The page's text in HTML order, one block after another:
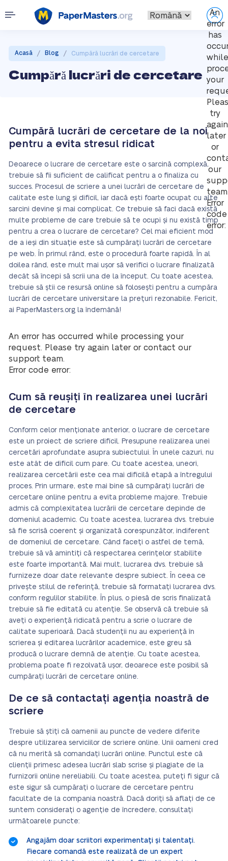
An
error
has
while
your
try
again
later
or
our
Error
code
error:
Acasă / Blog / Cumpără lucrări de cercetare
Cumpără lucrări de cercetare
Cumpără lucrări de cercetare de la noi
pentru a evita stresul ridicat
Deoarece o lucrare de cercetare este o sarcină complexă,
trebuie să fii suficient de calificat pentru a o finaliza cu
succes. Procesul de scriere a unei lucrări de cercetare de
calitate este lung și dificil, iar dacă ești foarte ocupat cu alte
sarcini devine și mai complicat. Ce trebuie să faci dacă există
multe probleme de care trebuie să te ocupi și nu există timp
pentru a crea o lucrare de cercetare? Cel mai eficient mod
de a ieși din situație este să cumpărați lucrări de cercetare
pe web. În primul rând, este o procedură foarte rapidă. În al
doilea rând, este mult mai ușor să verifici o lucrare finalizată
decât să începi să scrii una de la început. Cu toate acestea,
trebuie să știi ce resursă online să folosești pentru a cumpăra
lucrări de cercetare universitare la prețuri rezonabile. Fericit,
ai PaperMasters.org la îndemână!
An error has occurred while processing your
request. Please try again later or contact our
support team.
Error code error:
Cum să reușiți în realizarea unei lucrări
de cercetare
Conform celor menționate anterior, o lucrare de cercetare
este un proiect de scriere dificil. Presupune realizarea unei
cercetări aprofundate asupra subiectului. În unele cazuri, nu
este atât de dificil cum pare. Cu toate acestea, uneori,
realizarea cercetării este cea mai dificilă etapă a întregului
proces. Prin urmare, este mai bine să cumpărați lucrări de
cercetare online pentru a evita probleme majore. Trebuie
admis că complexitatea lucrării de cercetare depinde de
domeniul academic. Cu toate acestea, lucrarea dvs. trebuie
să fie scrisă coerent și organizată corespunzător, indiferent
de domeniul de cercetare. Când faceți o astfel de temă,
trebuie să vă amintiți că respectarea cerințelor stabilite
este foarte importantă. Mai mult, lucrarea dvs. trebuie să
furnizeze doar date relevante despre subiect. În ceea ce
privește stilul de referință, trebuie să formatați lucrarea dvs.
conform regulilor stabilite. În plus, o piesă de scris finalizată
trebuie să fie editată cu atenție. Se observă că trebuie să
aveți o experiență ridicată pentru a scrie o lucrare de
calitate superioară. Dacă studenții nu au experiență în
scrierea și editarea lucrărilor academice, este greu să
producă o lucrare demnă de atenție. Cu toate acestea,
problema poate fi rezolvată ușor, deoarece este posibil să
cumpărați lucrări de cercetare online.
De ce să contactați agenția noastră de
scriere
Trebuie să știți că oamenii au puncte de vedere diferite
despre utilizarea serviciilor de scriere online. Unii oameni cred
că nu merită să comandați lucrări online. Punctul este că
clienții primesc adesea lucrări slab scrise și plagiate de la
furnizorii online nereliabili. Cu toate acestea, puteți fi sigur că
este sigur să cumpărați o lucrare de cercetare pentru
facultate de la compania noastră. Dacă doriți să aflați de ce
suntem considerați o agenție de încredere, consultați
următoarele puncte:
Angajăm doar scriitori experimentați și talentați.
Fiecare comandă este realizată de un expert